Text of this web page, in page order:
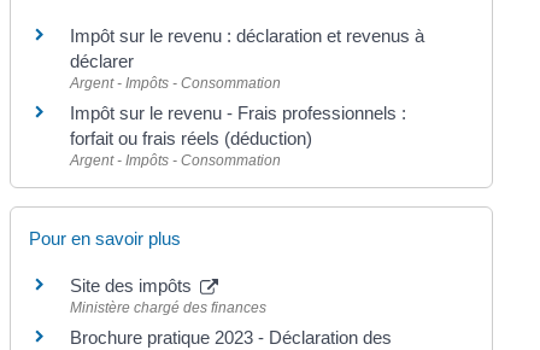
Impôt sur le revenu : déclaration et revenus à
déclarer
Argent - Impôts - Consommation
Impôt sur le revenu - Frais professionnels :
forfait ou frais réels (déduction)
Argent - Impôts - Consommation
Pour en savoir plus
Site des impôts
Ministère chargé des finances
Brochure pratique 2023 - Déclaration des